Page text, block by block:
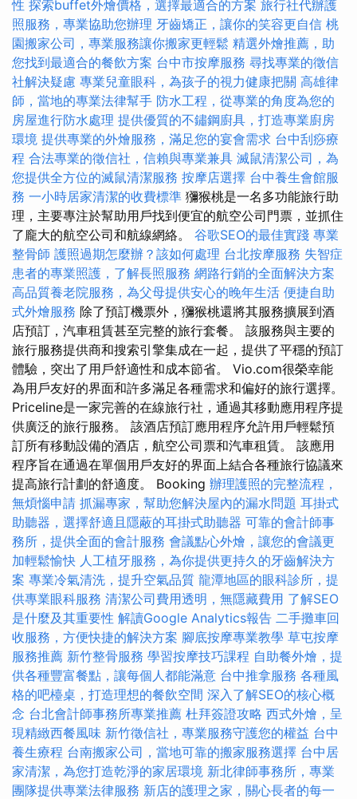
性 探索buffet外燴價格，選擇最適合的方案 旅行社代辦護
照服務，專業協助您辦理 牙齒矯正，讓你的笑容更自信 桃
園搬家公司，專業服務讓你搬家更輕鬆 精選外燴推薦，助
您找到最適合的餐飲方案 台中市按摩服務 尋找專業的徵信
社解決疑慮 專業兒童眼科，為孩子的視力健康把關 高雄律
師，當地的專業法律幫手 防水工程，從專業的角度為您的
房屋進行防水處理 提供優質的不鏽鋼廚具，打造專業廚房
環境 提供專業的外燴服務，滿足您的宴會需求 台中刮痧療
程 合法專業的徵信社，信賴與專業兼具 滅鼠清潔公司，為
您提供全方位的滅鼠清潔服務 按摩店選擇 台中養生會館服
務 一小時居家清潔的收費標準 獼猴桃是一名多功能旅行助
理，主要專注於幫助用戶找到便宜的航空公司門票，並抓住
了龐大的航空公司和航線網絡。 谷歌SEO的最佳實踐 專業
整骨師 護照過期怎麼辦？該如何處理 台北按摩服務 失智症
患者的專業照護，了解長照服務 網路行銷的全面解決方案
高品質養老院服務，為父母提供安心的晚年生活 便捷自助
式外燴服務 除了預訂機票外，獼猴桃還將其服務擴展到酒
店預訂，汽車租賃甚至完整的旅行套餐。 該服務與主要的
旅行服務提供商和搜索引擎集成在一起，提供了平穩的預訂
體驗，突出了用戶舒適性和成本節省。 Vio.com很榮幸能
為用戶友好的界面和許多滿足各種需求和偏好的旅行選擇。
Priceline是一家完善的在線旅行社，通過其移動應用程序提
供廣泛的旅行服務。 該酒店預訂應用程序允許用戶輕鬆預
訂所有移動設備的酒店，航空公司票和汽車租賃。 該應用
程序旨在通過在單個用戶友好的界面上結合各種旅行協議來
提高旅行計劃的舒適度。 Booking 辦理護照的完整流程，
無煩惱申請 抓漏專家，幫助您解決屋內的漏水問題 耳掛式
助聽器，選擇舒適且隱蔽的耳掛式助聽器 可靠的會計師事
務所，提供全面的會計服務 會議點心外燴，讓您的會議更
加輕鬆愉快 人工植牙服務，為你提供更持久的牙齒解決方
案 專業冷氣清洗，提升空氣品質 龍潭地區的眼科診所，提
供專業眼科服務 清潔公司費用透明，無隱藏費用 了解SEO
是什麼及其重要性 解讀Google Analytics報告 二手攤車回
收服務，方便快捷的解決方案 腳底按摩專業教學 草屯按摩
服務推薦 新竹整骨服務 學習按摩技巧課程 自助餐外燴，提
供各種豐富餐點，讓每個人都能滿意 台中推拿服務 各種風
格的吧檯桌，打造理想的餐飲空間 深入了解SEO的核心概
念 台北會計師事務所專業推薦 杜拜簽證攻略 西式外燴，呈
現精緻西餐風味 新竹徵信社，專業服務守護您的權益 台中
養生療程 台南搬家公司，當地可靠的搬家服務選擇 台中居
家清潔，為您打造乾淨的家居環境 新北律師事務所，專業
團隊提供專業法律服務 新店的護理之家，關心長者的每一